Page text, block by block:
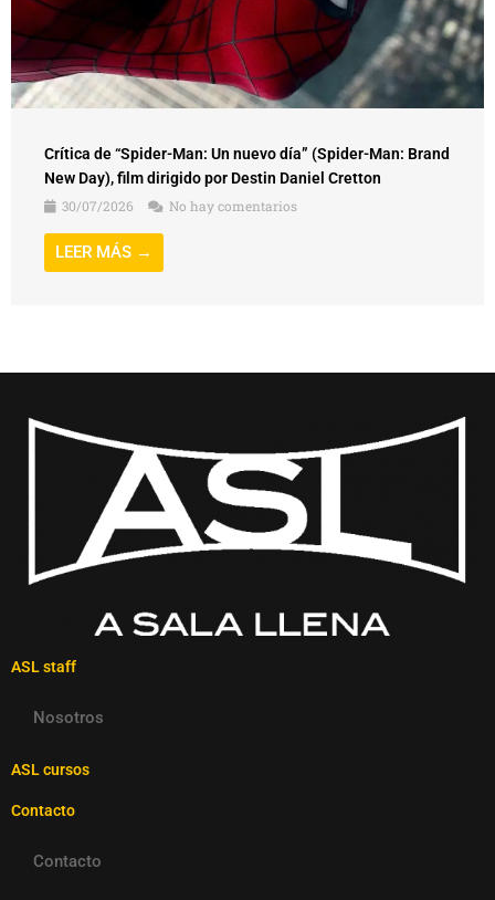
Crítica de “Spider-Man: Un nuevo día” (Spider-Man: Brand
New Day), film dirigido por Destin Daniel Cretton
30/07/2026
No hay comentarios
LEER MÁS →
ASL staff
Nosotros
ASL cursos
Contacto
Contacto